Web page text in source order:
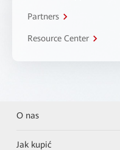
Partners
Resource Center
O nas
Jak kupić